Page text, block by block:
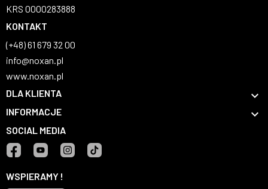
KRS 0000283888
KONTAKT
(+48) 61 679 32 00
info@noxan.pl
www.noxan.pl
DLA KLIENTA

INFORMACJE 
SOCIAL MEDIA
WSPIERAMY !